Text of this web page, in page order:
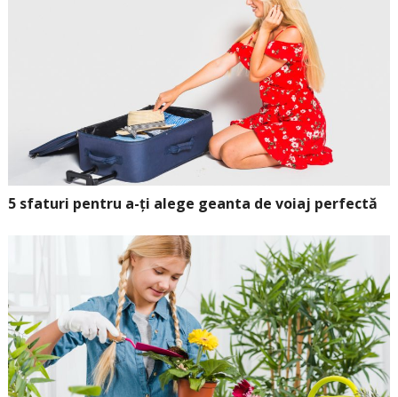
5 sfaturi pentru a-ți alege geanta de voiaj perfectă